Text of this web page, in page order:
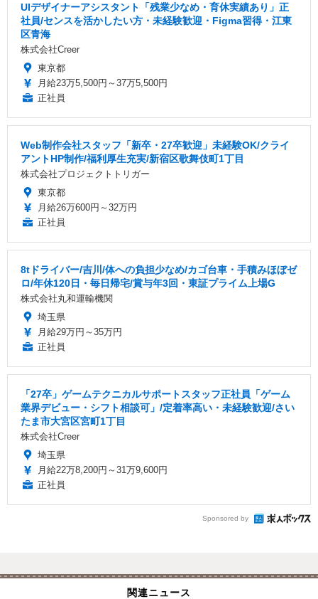
UIデザイナーアシスタント「残業少なめ・育休実績あり」正
社員/センスを活かしたい方・未経験歓迎・Figma習得・江東
区青海
株式会社Creer
東京都
月給23万5,500円～37万5,500円
正社員
Web制作会社スタッフ「新卒・27卒歓迎」未経験OK/クライ
アントHP制作/福利厚生充実/新宿区歌舞伎町1丁目
株式会社プロジェクトトリガー
東京都
月給26万600円～32万円
正社員
8tドライバー/吉川/体への負担少なめ/カゴ台車・手積みほぼゼ
ロ/年休120日・毎日帰宅/賞与年3回・東証プライム上場G
株式会社丸和運輸機関
埼玉県
月給29万円～35万円
正社員
「27卒」ゲームテクニカルサポートスタッフ正社員「ゲーム
業界デビュー・シフト相談可」/定着率高い・未経験歓迎/さい
たま市大宮区宮町1丁目
株式会社Creer
埼玉県
月給22万8,200円～31万9,600円
正社員
Sponsored by
関連ニュース